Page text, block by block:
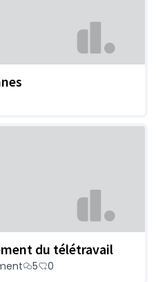
du télétravail
5 0